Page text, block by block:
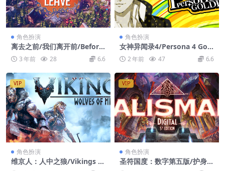
角色扮演
离去之前/我们离开前/Before
We Leave
3 年前 28 6.6
角色扮演
女神异闻录4/Persona 4 Gold
en 2 年前 47 6.6
VIP
角色扮演
维京人：人中之狼/Vikings –
VIP
角色扮演
圣符国度：数字第五版/护身